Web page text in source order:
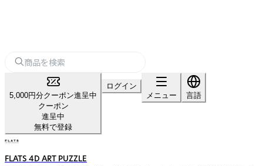
5,000円分クーポン進呈中
クーポン
進呈中
無料で登録
ログイン
メニュー
言語
FLATS 4D ART PUZZLE